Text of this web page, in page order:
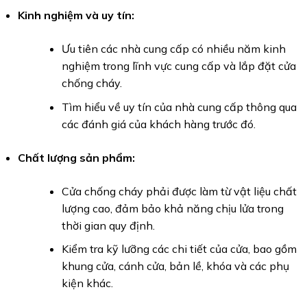
Kinh nghiệm và uy tín:
Ưu tiên các nhà cung cấp có nhiều năm kinh
nghiệm trong lĩnh vực cung cấp và lắp đặt cửa
chống cháy.
Tìm hiểu về uy tín của nhà cung cấp thông qua
các đánh giá của khách hàng trước đó.
Chất lượng sản phẩm:
Cửa chống cháy phải được làm từ vật liệu chất
lượng cao, đảm bảo khả năng chịu lửa trong
thời gian quy định.
Kiểm tra kỹ lưỡng các chi tiết của cửa, bao gồm
khung cửa, cánh cửa, bản lề, khóa và các phụ
kiện khác.